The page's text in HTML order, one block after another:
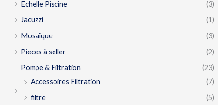
Echelle Piscine
(3)
Jacuzzi
(1)
Mosaïque
(3)
Pieces à seller
(2)
Pompe & Filtration
(23)
Accessoires Filtration
(7)
filtre
(5)